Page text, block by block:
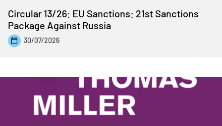
Circular 13/26: EU Sanctions: 21st Sanctions
Package Against Russia
30/07/2026